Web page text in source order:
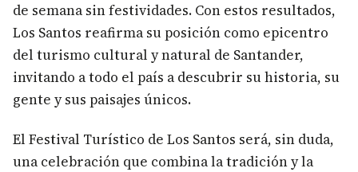
de semana sin festividades. Con estos resultados,
Los Santos reafirma su posición como epicentro
del turismo cultural y natural de Santander,
invitando a todo el país a descubrir su historia, su
gente y sus paisajes únicos.
El Festival Turístico de Los Santos será, sin duda,
una celebración que combina la tradición y la